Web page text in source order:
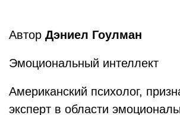
Автор Дэниел Гоулман
Эмоциональный интеллект
Американский психолог,
эксперт в области